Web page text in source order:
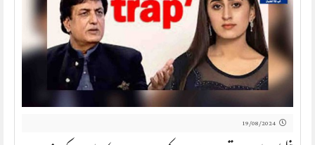
19/08/2024